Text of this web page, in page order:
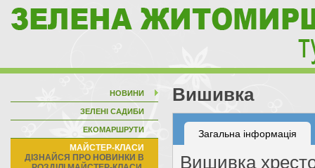
НОВИНИ
ЗЕЛЕНІ САДИБИ
ЕКОМАРШРУТИ
МАЙСТЕР-КЛАСИ
Вишивка
Загальна інформація
Вишивка